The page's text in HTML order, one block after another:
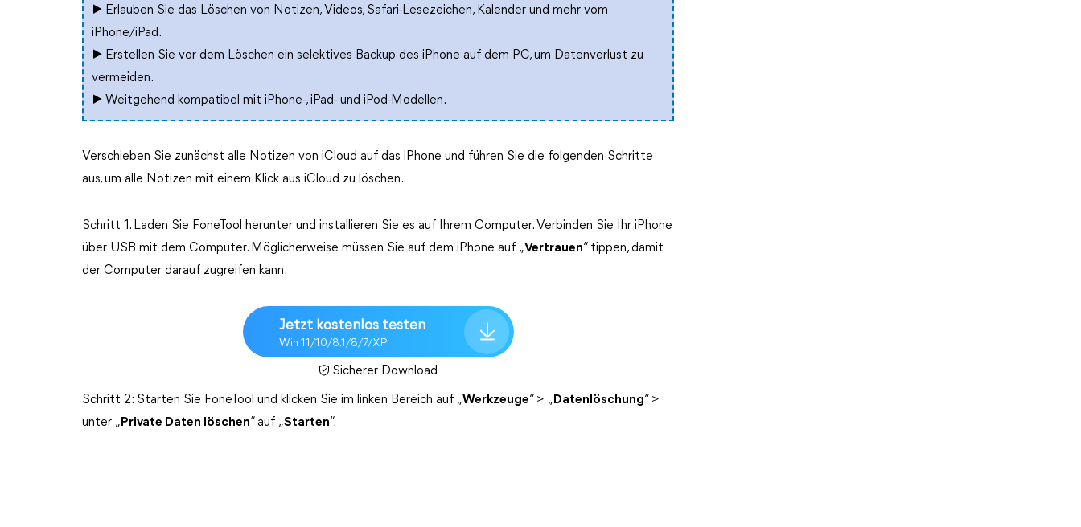
▶ Erlauben Sie das Löschen von Notizen, Videos, Safari-Lesezeichen, Kalender und mehr vom
iPhone/iPad.
▶ Erstellen Sie vor dem Löschen ein selektives Backup des iPhone auf dem PC, um Datenverlust zu
vermeiden.
▶ Weitgehend kompatibel mit iPhone-, iPad- und iPod-Modellen.
Verschieben Sie zunächst alle Notizen von iCloud auf das iPhone und führen Sie die folgenden Schritte
aus, um alle Notizen mit einem Klick aus iCloud zu löschen.
Schritt 1. Laden Sie FoneTool herunter und installieren Sie es auf Ihrem Computer. Verbinden Sie Ihr iPhone
über USB mit dem Computer. Möglicherweise müssen Sie auf dem iPhone auf „Vertrauen“ tippen, damit
der Computer darauf zugreifen kann.
Jetzt kostenlos testen
Win 11/10/8.1/8/7/XP
Sicherer Download
Schritt 2: Starten Sie FoneTool und klicken Sie im linken Bereich auf „Werkzeuge“ > „ Datenlöschung“ >
unter „ Private Daten löschen“ auf „Starten“.